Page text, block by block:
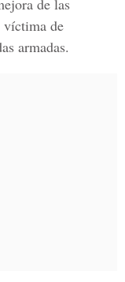
de las
víctima de
armadas.